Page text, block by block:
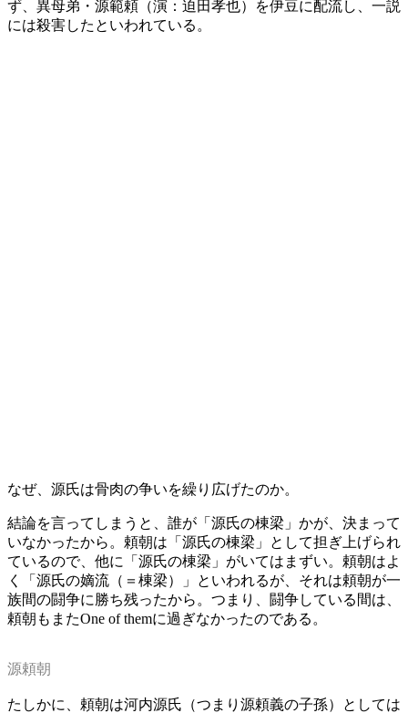
ず、異母弟・源範頼（演：迫田孝也）を伊豆に配流し、一説
には殺害したといわれている。
なぜ、源氏は骨肉の争いを繰り広げたのか。
結論を言ってしまうと、誰が「源氏の棟梁」かが、決まって
いなかったから。頼朝は「源氏の棟梁」として担ぎ上げられ
ているので、他に「源氏の棟梁」がいてはまずい。頼朝はよ
く「源氏の嫡流（＝棟梁）」といわれるが、それは頼朝が一
族間の闘争に勝ち残ったから。つまり、闘争している間は、
頼朝もまたOne of themに過ぎなかったのである。
源頼朝
たしかに、頼朝は河内源氏（つまり源頼義の子孫）としては